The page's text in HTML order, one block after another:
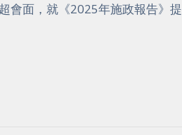
會面，就《2025年施政報告》